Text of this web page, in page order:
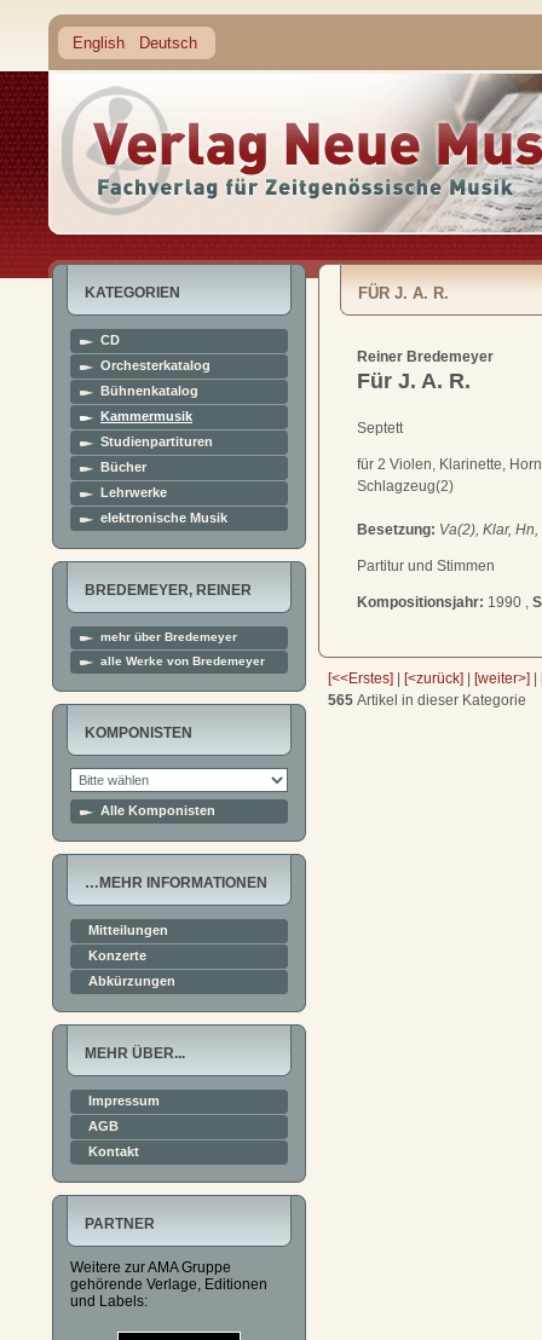
English Deutsch
KATEGORIEN
CD
Orchesterkatalog
Bühnenkatalog
Kammermusik
Studienpartituren
Bücher
Lehrwerke
elektronische Musik
BREDEMEYER, REINER
mehr über Bredemeyer
alle Werke von Bredemeyer
KOMPONISTEN
Alle Komponisten
…MEHR INFORMATIONEN
Mitteilungen
Konzerte
Abkürzungen
MEHR ÜBER...
Impressum
AGB
Kontakt
PARTNER
Weitere zur AMA Gruppe
gehörende Verlage, Editionen
und Labels:
FÜR J. A. R.
Reiner Bredemeyer
Für J. A. R.
Septett
für 2 Violen, Klarinette,
Schlagzeug(2)
Besetzung: Va(2), Klar,
Partitur und Stimmen
Kompositionsjahr: 1990 ,
[<<Erstes] [<zurück] [weiter>]
565 Artikel in dieser Kategorie